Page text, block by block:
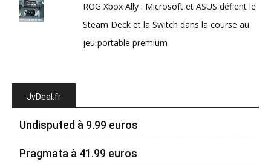
ROG Xbox Ally : Microsoft et ASUS défient le
Steam Deck et la Switch dans la course au
jeu portable premium
JvDeal.fr
Undisputed à 9.99 euros
Pragmata à 41.99 euros